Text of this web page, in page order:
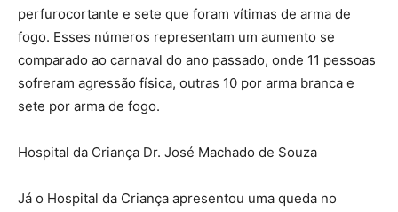
perfurocortante e sete que foram vítimas de arma de
fogo. Esses números representam um aumento se
comparado ao carnaval do ano passado, onde 11 pessoas
sofreram agressão física, outras 10 por arma branca e
sete por arma de fogo.
Hospital da Criança Dr. José Machado de Souza
Já o Hospital da Criança apresentou uma queda no